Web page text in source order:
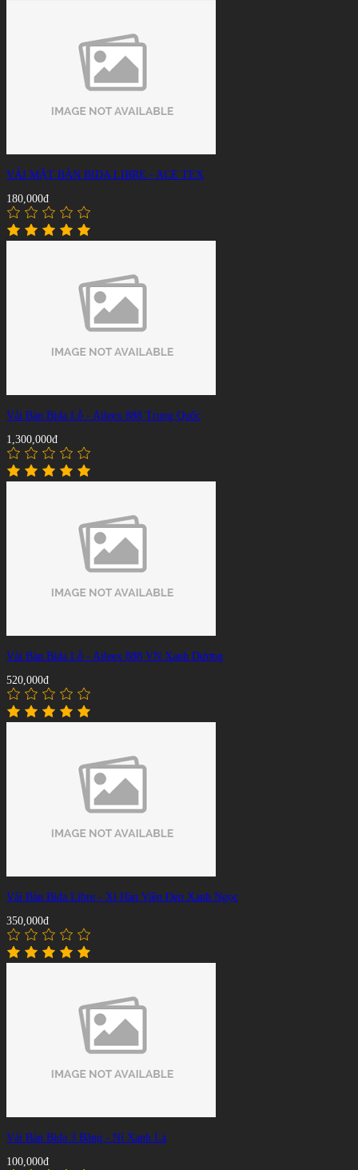
VẢI MẶT BÀN BIDA LIBRE - ACE TEX
180,000đ
Vải Bàn Bida Lỗ - Aileex 888 Trung Quốc
1,300,000đ
Vải Bàn Bida Lỗ - Aileex 888 VN Xanh Dương
520,000đ
Vải Bàn Bida Libre - Xi Hàn Viền Đen Xanh Ngọc
350,000đ
Vải Bàn Bida 3 Băng - Nỉ Xanh Lá
100,000đ